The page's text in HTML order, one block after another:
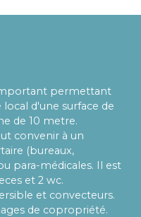
permettant
d'une surface de
de 10 metre.
convenir à un
(bureaux,
para-médicales. Il est
et 2 wc.
et convecteurs.
de copropriété.